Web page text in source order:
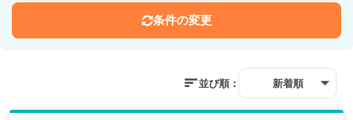
条件の変更
並び順： 新着順